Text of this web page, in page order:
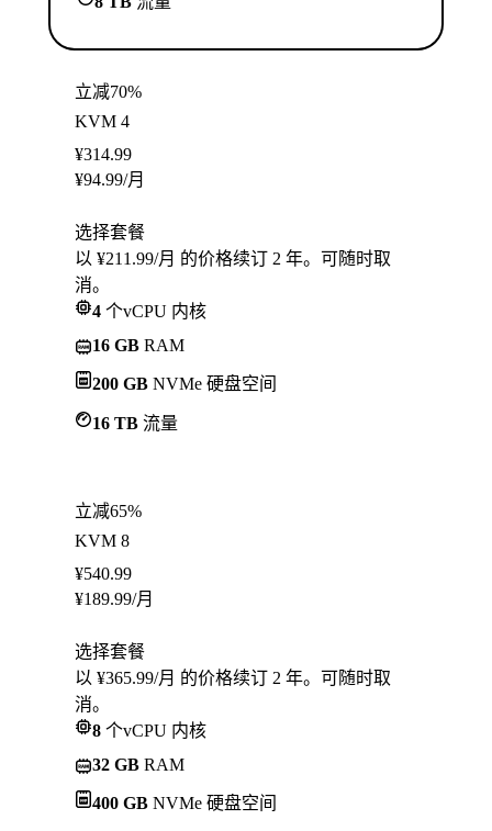
立减70%
KVM 4
¥314.99
¥94.99/月
选择套餐
以 ¥211.99/月 的价格续订 2 年。可随时取
消。
4 个vCPU 内核
16 GB RAM
200 GB NVMe 硬盘空间
16 TB 流量
立减65%
KVM 8
¥540.99
¥189.99/月
选择套餐
以 ¥365.99/月 的价格续订 2 年。可随时取
消。
8 个vCPU 内核
32 GB RAM
400 GB NVMe 硬盘空间